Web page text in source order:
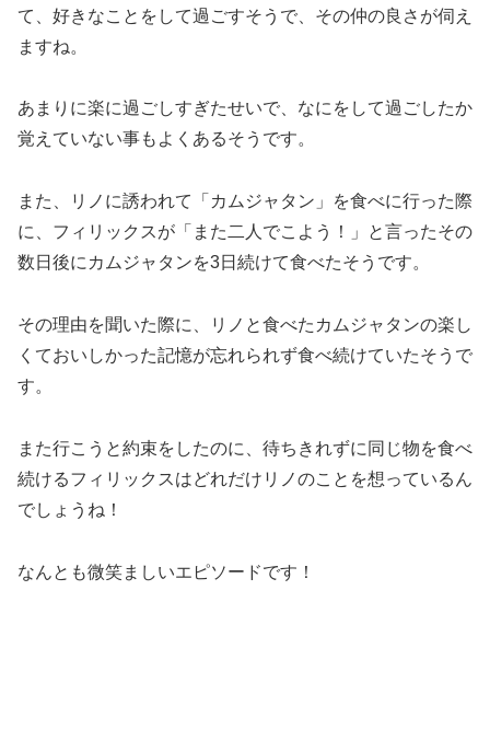
て、好きなことをして過ごすそうで、その仲の良さが伺え
ますね。
あまりに楽に過ごしすぎたせいで、なにをして過ごしたか
覚えていない事もよくあるそうです。
また、リノに誘われて「カムジャタン」を食べに行った際
に、フィリックスが「また二人でこよう！」と言ったその
数日後にカムジャタンを3日続けて食べたそうです。
その理由を聞いた際に、リノと食べたカムジャタンの楽し
くておいしかった記憶が忘れられず食べ続けていたそうで
す。
また行こうと約束をしたのに、待ちきれずに同じ物を食べ
続けるフィリックスはどれだけリノのことを想っているん
でしょうね！
なんとも微笑ましいエピソードです！